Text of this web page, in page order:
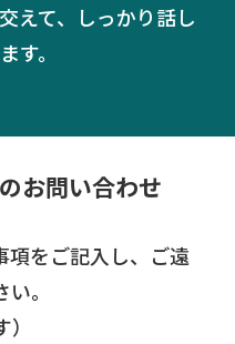
えて、しっかり話し
す。
お問い合わせ
項をご記入し、ご遠
。